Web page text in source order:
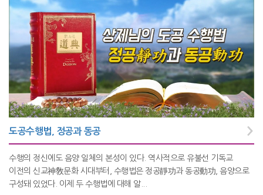
도공수행법, 정공과 동공
수행의 정신에도 음양 일체의 본성이 있다. 역사적으로 유불선 기독교
이전의 신교神敎문화 시대부터, 수행법은 정공靜功과 동공動功, 음양으로
구성돼 있었다. 이제 두 수행법에 대해 알...